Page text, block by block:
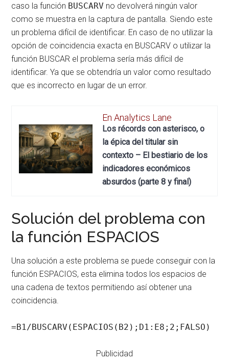
caso la función BUSCARV no devolverá ningún valor
como se muestra en la captura de pantalla. Siendo este
un problema difícil de identificar. En caso de no utilizar la
opción de coincidencia exacta en BUSCARV o utilizar la
función BUSCAR el problema sería más difícil de
identificar. Ya que se obtendría un valor como resultado
que es incorrecto en lugar de un error.
En Analytics Lane
Los récords con asterisco, o
la épica del titular sin
contexto – El bestiario de los
indicadores económicos
absurdos (parte 8 y final)
Solución del problema con
la función ESPACIOS
Una solución a este problema se puede conseguir con la
función ESPACIOS, esta elimina todos los espacios de
una cadena de textos permitiendo así obtener una
coincidencia.
=B1/BUSCARV(ESPACIOS(B2);D1:E8;2;FALSO)
Publicidad